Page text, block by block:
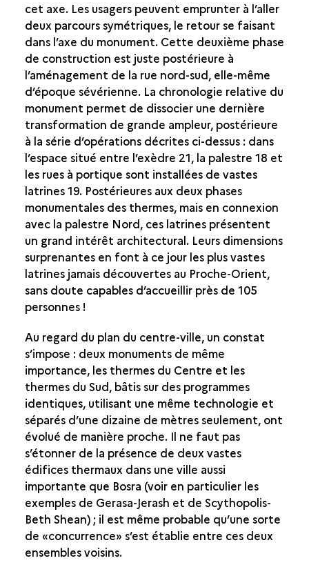
cet axe. Les usagers peuvent emprunter à l’aller
deux parcours symétriques, le retour se faisant
dans l’axe du monument. Cette deuxième phase
de construction est juste postérieure à
l’aménagement de la rue nord-sud, elle-même
d’époque sévérienne. La chronologie relative du
monument permet de dissocier une dernière
transformation de grande ampleur, postérieure
à la série d’opérations décrites ci-dessus : dans
l’espace situé entre l’exèdre 21, la palestre 18 et
les rues à portique sont installées de vastes
latrines 19. Postérieures aux deux phases
monumentales des thermes, mais en connexion
avec la palestre Nord, ces latrines présentent
un grand intérêt architectural. Leurs dimensions
surprenantes en font à ce jour les plus vastes
latrines jamais découvertes au Proche-Orient,
sans doute capables d’accueillir près de 105
personnes !
Au regard du plan du centre-ville, un constat
s’impose : deux monuments de même
importance, les thermes du Centre et les
thermes du Sud, bâtis sur des programmes
identiques, utilisant une même technologie et
séparés d’une dizaine de mètres seulement, ont
évolué de manière proche. Il ne faut pas
s’étonner de la présence de deux vastes
édifices thermaux dans une ville aussi
importante que Bosra (voir en particulier les
exemples de Gerasa-Jerash et de Scythopolis-
Beth Shean) ; il est même probable qu’une sorte
de «concurrence» s’est établie entre ces deux
ensembles voisins.